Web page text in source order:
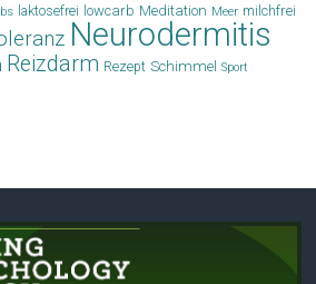
laktosefrei lowcarb Meditation Meer milchfrei
Neurodermitis
Reizdarm Rezept Schimmel Sport